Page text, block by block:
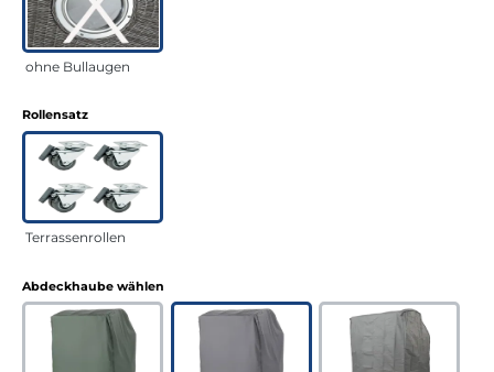
ohne Bullaugen
Rollensatzauswählen
Terrassenrollen
Abdeckhaube wählen